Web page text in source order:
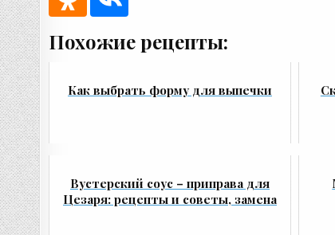
Похожие рецепты:
Как выбрать форму для выпечки
Вустерский соус – приправа для
Цезаря: рецепты и советы, замена